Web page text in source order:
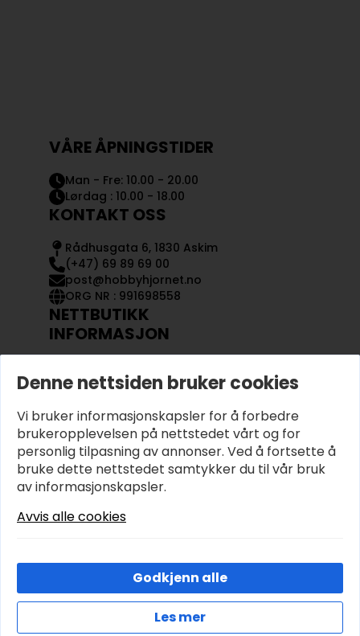
VÅRE ÅPNINGSTIDER
Man - Fre: 10.00 - 20.00
Lørdag : 10.00 - 18.00
KONTAKT OSS
Rådhusgata 6, 1830 Askim
(+47) 69 89 69 00
post@hobbyhjornet.no
ORG NR : 991698558
NETTBUTIKK
INFORMASJON
OM OSS
KJØPSVILKÅR OG BETINGELSER
PERSONVERN
© 2026 Hobbyhjornet.no – Utviklet og designet av
Denne nettsiden bruker cookies
Vi bruker informasjonskapsler for å forbedre
brukeropplevelsen på nettstedet vårt og for
personlig tilpasning av annonser. Ved å fortsette å
bruke dette nettstedet samtykker du til vår bruk
av informasjonskapsler.
Avvis alle cookies
Les mer
Godkjenn alle